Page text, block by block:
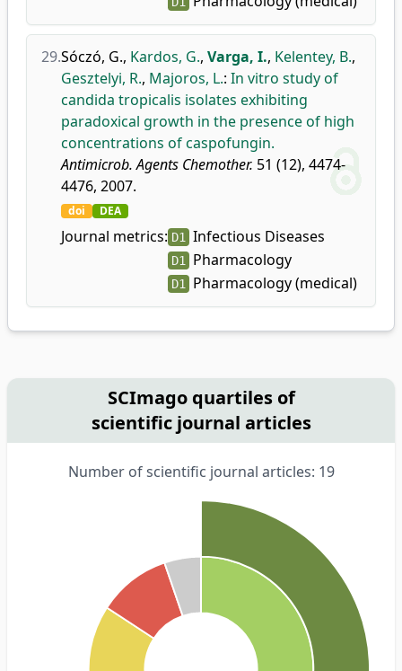
29.Sóczó, G., Kardos, G., Varga, I., Kelentey, B.,
Gesztelyi, R., Majoros, L.: In vitro study of
candida tropicalis isolates exhibiting
paradoxical growth in the presence of high
concentrations of caspofungin.
Antimicrob. Agents Chemother. 51 (12), 4474-
4476, 2007.
doi DEA
Journal metrics: D1 Infectious Diseases
D1 Pharmacology
D1 Pharmacology (medical)
SCImago quartiles of
scientific journal articles
Number of scientific journal articles: 19